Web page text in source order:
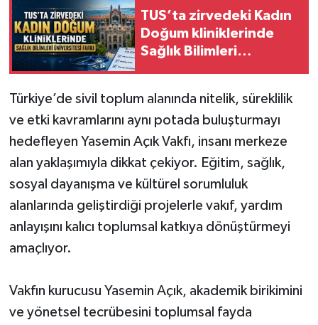
TUS’ta zirvedeki Kadın
Doğum kliniklerinde
Sağlık Bilimleri
Türkiye’de sivil toplum alanında nitelik, süreklilik
ve etki kavramlarını aynı potada buluşturmayı
hedefleyen Yasemin Açık Vakfı, insanı merkeze
alan yaklaşımıyla dikkat çekiyor. Eğitim, sağlık,
sosyal dayanışma ve kültürel sorumluluk
alanlarında geliştirdiği projelerle vakıf, yardım
anlayışını kalıcı toplumsal katkıya dönüştürmeyi
amaçlıyor.
Vakfın kurucusu Yasemin Açık, akademik birikimini
ve yönetsel tecrübesini toplumsal fayda